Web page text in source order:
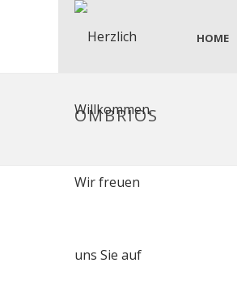
HOME
OMBRIOS